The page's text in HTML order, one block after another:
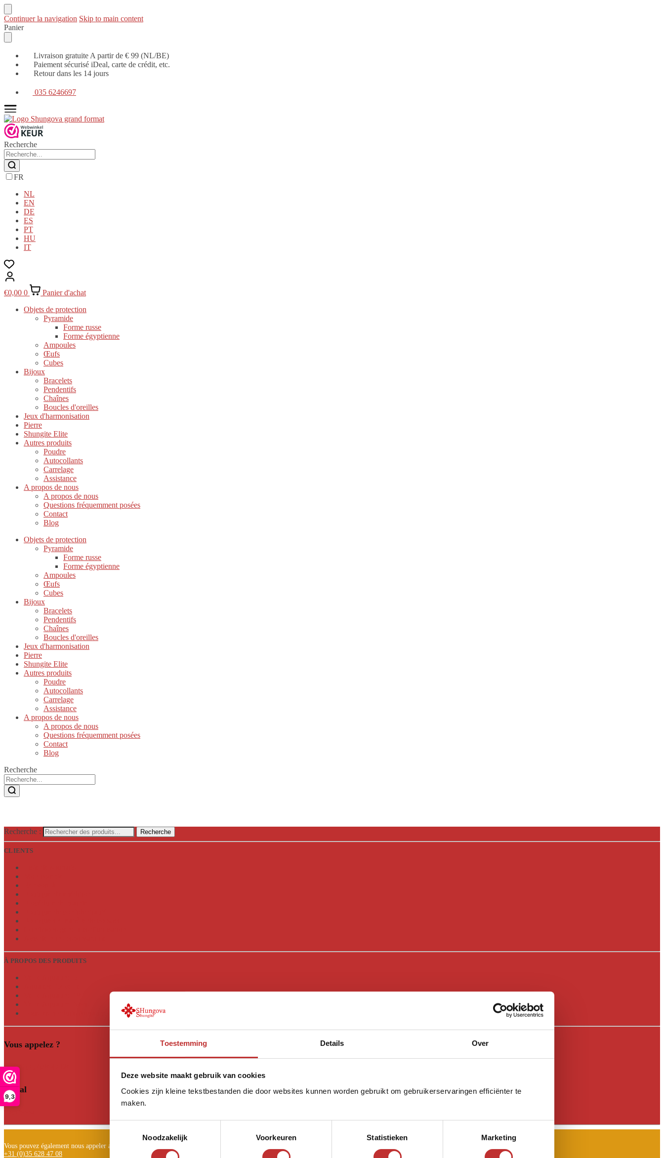
9,3
Toestemming Details Over
Deze website maakt gebruik van cookies
Cookies zijn kleine tekstbestanden die door websites kunnen worden gebruikt om gebruikerservaringen efficiënter te
maken.
Toestemmingsselectie
Noodzakelijk
Voorkeuren Statistieken Marketing
Continuer la navigation Skip to main content
Panier
Livraison gratuite A partir de € 99 (NL/BE)
Paiement sécurisé iDeal, carte de crédit, etc.
Retour dans les 14 jours
035 6246697
Recherche
FR
NL
EN
DE
ES
PT
HU
IT
€0,00 0
Panier d'achat
Objets de protection
Pyramide
Forme russe
Forme égyptienne
Ampoules
Œufs
Cubes
Bijoux
Bracelets
Pendentifs
Chaînes
Boucles d'oreilles
Jeux d'harmonisation
Pierre
Shungite Elite
Autres produits
Poudre
Autocollants
Carrelage
Assistance
A propos de nous
A propos de nous
Questions fréquemment posées
Contact
Blog
Objets de protection
Pyramide
Forme russe
Forme égyptienne
Ampoules
Œufs
Cubes
Bijoux
Bracelets
Pendentifs
Chaînes
Boucles d'oreilles
Jeux d'harmonisation
Pierre
Shungite Elite
Autres produits
Poudre
Autocollants
Carrelage
Assistance
A propos de nous
A propos de nous
Questions fréquemment posées
Contact
Blog
Recherche
Recherche : Recherche
CLIENTS
À PROPOS DES PRODUITS
Vous appelez ?
+31 (0)35 628 47 08
Social
Vous pouvez également nous appeler au
+31 (0)35 628 47 08